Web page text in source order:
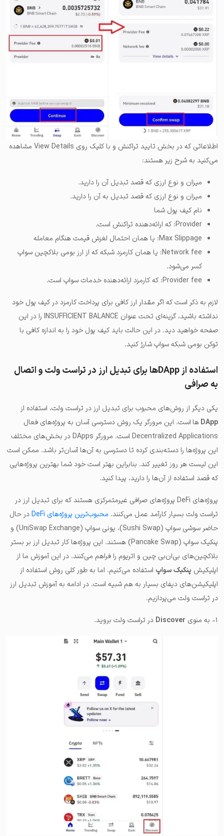
اطلاعاتی که در بخش تایید تراکنش و با کلیک روی View Details مشاهده
می‌کنید به شرح زیر هستند:
میزان و نوع ارزی که قصد تبدیل آن را دارید.
میزان و نوع ارزی که قصد تبدیل به آن را دارید.
نام کیف پول شما
Provider: که ارائه‌دهنده تراکنش است.
Max Slippage: یا همان احتمال لغزش قیمت هنگام معامله
Network fee: یا همان کارمزد شبکه که از ارز بومی بلاکچین سواپ
کسر می‌شود.
Provider fee: که کارمزد ارائه‌دهنده خدمات سواپ است.
لازم به ذکر است که اگر مقدار ارز کافی برای پرداخت کارمزد در کیف پول خود
نداشته باشید، گزینه‌ای تحت عنوان INSUFFICIENT BALANCE را در این
صفحه خواهید دید. در این حالت باید کیف پول خود را به اندازه کافی با
توکن بومی شبکه سواپ شارژ کنید.
استفاده از DAppها برای تبدیل ارز در تراست ولت و اتصال
به صرافی
یکی دیگر از روش‌های محبوب برای تبدیل ارز در تراست ولت، استفاده از
DAppهااست. این مرورگر یک روش دسترسی آسان به پروژه‌های فعال
Decentralized Applications است. مرورگر DApps در بخش‌های مختلف
این پروژه‌ها را دسته‌بندی کرده تا دسترسی به آن‌ها آسان‌تر باشد. ممکن است
این لیست هر روز تغییر کند. بنابراین بهتر است خود شما بهترین پروژه‌هایی
که قصد استفاده از آن‌ها را دارید، پیدا کنید.
پروژه‌های DeFi پروژه‌های صرافی غیرمتمرکزی هستند که برای تبدیل ارز در
تراست ولت بسیار کارآمد عمل می‌کنند. محبوب‌ترین پروژه‌های DeFi
در حال
حاضر سوشی سواپ (Sushi Swap)، یونی سواپ (UniSwap Exchange) و
پنکیک سواپ (Pancake Swap) هستند. این پروژه‌ها کار تبدیل ارز بر بستر
بلاکچین‌های بی‌ان‌بی چین و اتریوم را فراهم می‌کنند. در این آموزش ما از
اپلیکیش پنکیک سواپ استفاده می‌کنیم. اما به طور کلی روش استفاده از
اپلیکیشن‌های دیفای بسیار به هم شبیه است. در ادامه به آموزش تبدیل ارز
در تراست ولت می‌پردازیم.
۱- به منوی Discover در تراست ولت بروید.